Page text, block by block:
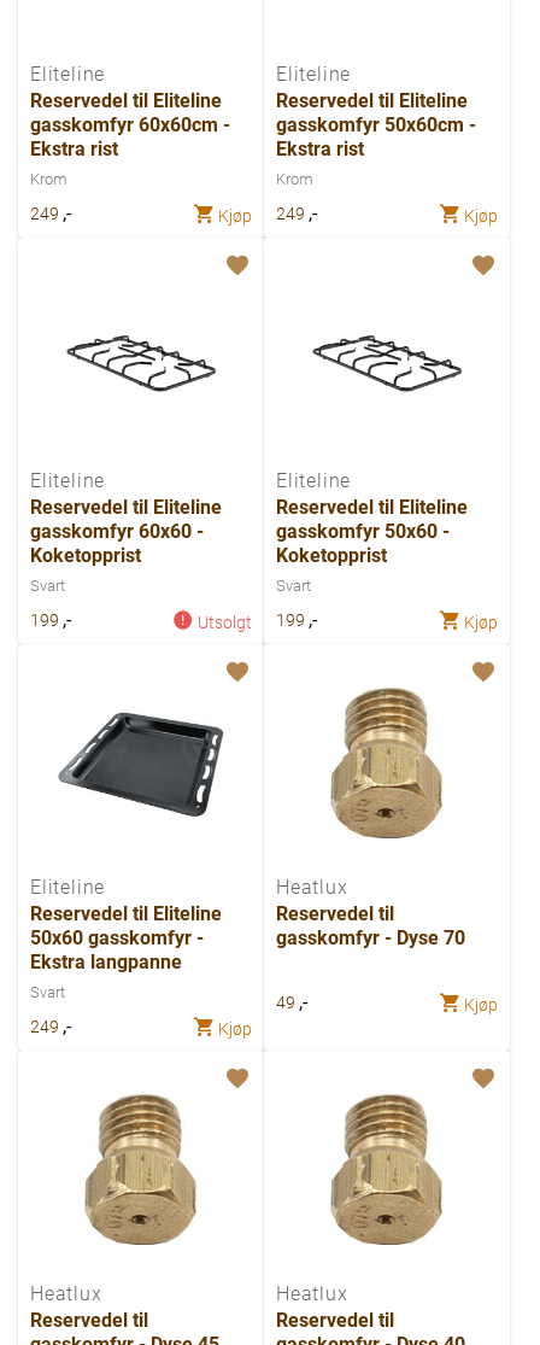
Eliteline
Reservedel til Eliteline
gasskomfyr 60x60cm -
Ekstra rist
Krom
249 ,- Kjøp
Eliteline
Reservedel til Eliteline
gasskomfyr 50x60cm -
Ekstra rist
Krom
249 ,- Kjøp
Eliteline
Reservedel til Eliteline
gasskomfyr 60x60 -
Koketopprist
Svart
199 ,- Utsolgt
Eliteline
Reservedel til Eliteline
gasskomfyr 50x60 -
Koketopprist
Svart
199 ,- Kjøp
Eliteline
Reservedel til Eliteline
50x60 gasskomfyr -
Ekstra langpanne
Svart
249 ,- Kjøp
Heatlux
Reservedel til
gasskomfyr - Dyse 70
49 ,- Kjøp
Heatlux
Reservedel til
Heatlux
Reservedel til